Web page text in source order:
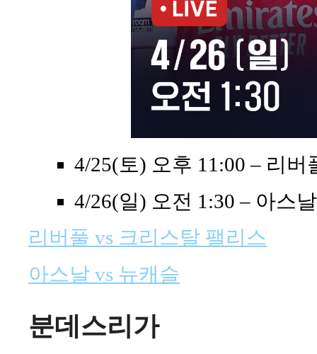
4/25(토) 오후 11:00 – 리
4/26(일) 오전 1:30 – 아스
리버풀 vs 크리스탈 팰리스
아스날 vs 뉴캐슬
분데스리가